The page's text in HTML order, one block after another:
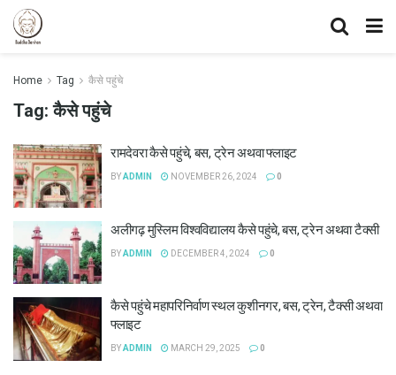
Home Tag कैसे पहुंचे
Tag:कैसे पहुंचे
रामदेवरा कैसे पहुंचे, बस, ट्रेन अथवा फ्लाइट
BYADMIN NOVEMBER 26, 2024 0
अलीगढ़ मुस्लिम विश्वविद्यालय कैसे पहुंचे, बस, ट्रेन अथवा टैक्सी
BYADMIN DECEMBER 4, 2024 0
कैसे पहुंचे महापरिनिर्वाण स्थल कुशीनगर, बस, ट्रेन, टैक्सी अथवा
फ्लाइट
BYADMIN MARCH 29, 2025 0